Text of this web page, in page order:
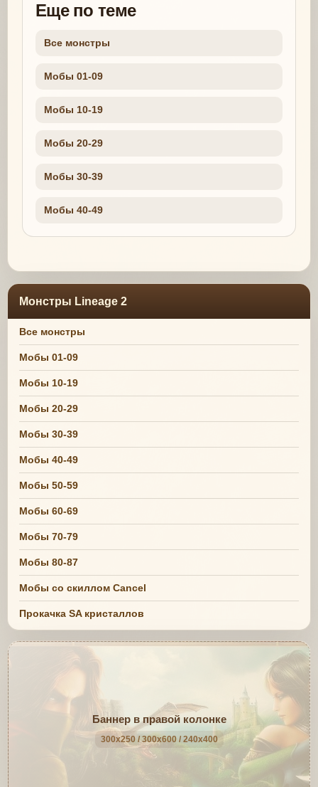
Еще по теме
Все монстры
Мобы 01-09
Мобы 10-19
Мобы 20-29
Мобы 30-39
Мобы 40-49
Монстры Lineage 2
Все монстры
Мобы 01-09
Мобы 10-19
Мобы 20-29
Мобы 30-39
Мобы 40-49
Мобы 50-59
Мобы 60-69
Мобы 70-79
Мобы 80-87
Мобы со скиллом Cancel
Прокачка SA кристаллов
Баннер в правой колонке
300x250 / 300x600 / 240x400